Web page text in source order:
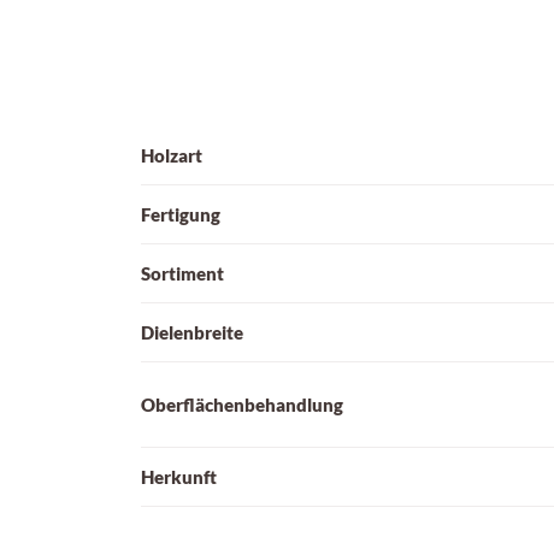
Holzart
Fertigung
Sortiment
Dielenbreite
Oberflächenbehandlung
Herkunft